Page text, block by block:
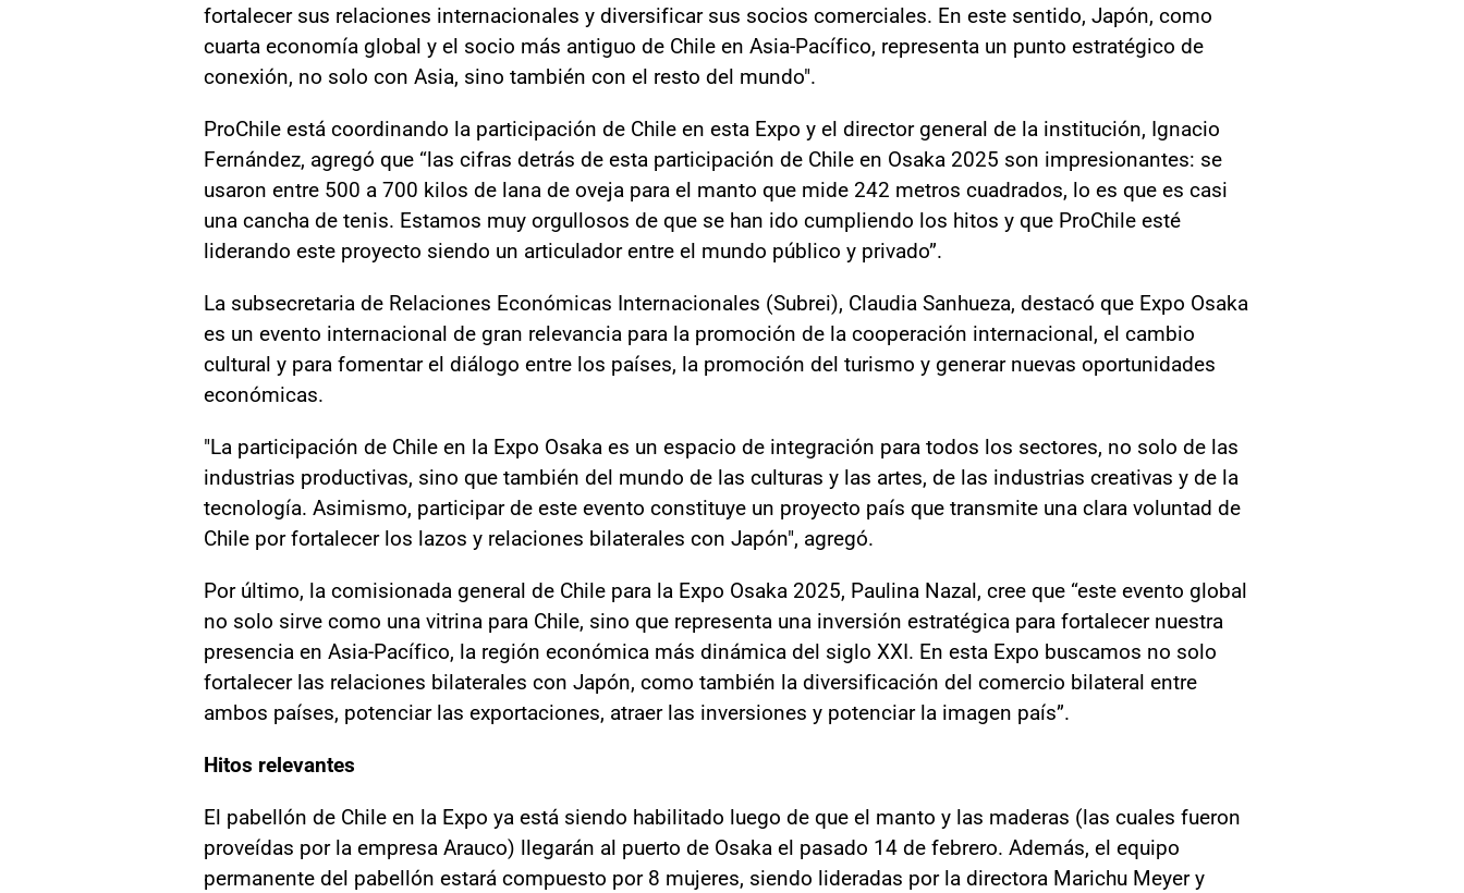
fortalecer sus relaciones internacionales y diversificar sus socios comerciales. En este sentido, Japón, como
cuarta economía global y el socio más antiguo de Chile en Asia-Pacífico, representa un punto estratégico de
conexión, no solo con Asia, sino también con el resto del mundo".
ProChile está coordinando la participación de Chile en esta Expo y el director general de la institución, Ignacio
Fernández, agregó que “las cifras detrás de esta participación de Chile en Osaka 2025 son impresionantes: se
usaron entre 500 a 700 kilos de lana de oveja para el manto que mide 242 metros cuadrados, lo es que es casi
una cancha de tenis. Estamos muy orgullosos de que se han ido cumpliendo los hitos y que ProChile esté
liderando este proyecto siendo un articulador entre el mundo público y privado”.
La subsecretaria de Relaciones Económicas Internacionales (Subrei), Claudia Sanhueza, destacó que Expo Osaka
es un evento internacional de gran relevancia para la promoción de la cooperación internacional, el cambio
cultural y para fomentar el diálogo entre los países, la promoción del turismo y generar nuevas oportunidades
económicas.
"La participación de Chile en la Expo Osaka es un espacio de integración para todos los sectores, no solo de las
industrias productivas, sino que también del mundo de las culturas y las artes, de las industrias creativas y de la
tecnología. Asimismo, participar de este evento constituye un proyecto país que transmite una clara voluntad de
Chile por fortalecer los lazos y relaciones bilaterales con Japón", agregó.
Por último, la comisionada general de Chile para la Expo Osaka 2025, Paulina Nazal, cree que “este evento global
no solo sirve como una vitrina para Chile, sino que representa una inversión estratégica para fortalecer nuestra
presencia en Asia-Pacífico, la región económica más dinámica del siglo XXI. En esta Expo buscamos no solo
fortalecer las relaciones bilaterales con Japón, como también la diversificación del comercio bilateral entre
ambos países, potenciar las exportaciones, atraer las inversiones y potenciar la imagen país”.
Hitos relevantes
El pabellón de Chile en la Expo ya está siendo habilitado luego de que el manto y las maderas (las cuales fueron
proveídas por la empresa Arauco) llegarán al puerto de Osaka el pasado 14 de febrero. Además, el equipo
permanente del pabellón estará compuesto por 8 mujeres, siendo lideradas por la directora Marichu Meyer y